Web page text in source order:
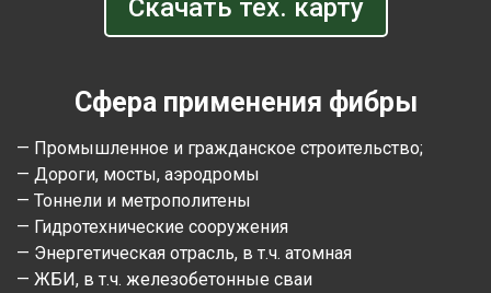
Скачать тех. карту
Сфера применения фибры
— Промышленное и гражданское строительство;
— Дороги, мосты, аэродромы
— Тоннели и метрополитены
— Гидротехнические сооружения
— Энергетическая отрасль, в т.ч. атомная
— ЖБИ, в т.ч. железобетонные сваи